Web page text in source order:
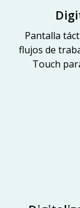
Pantalla
flujos de
Touch